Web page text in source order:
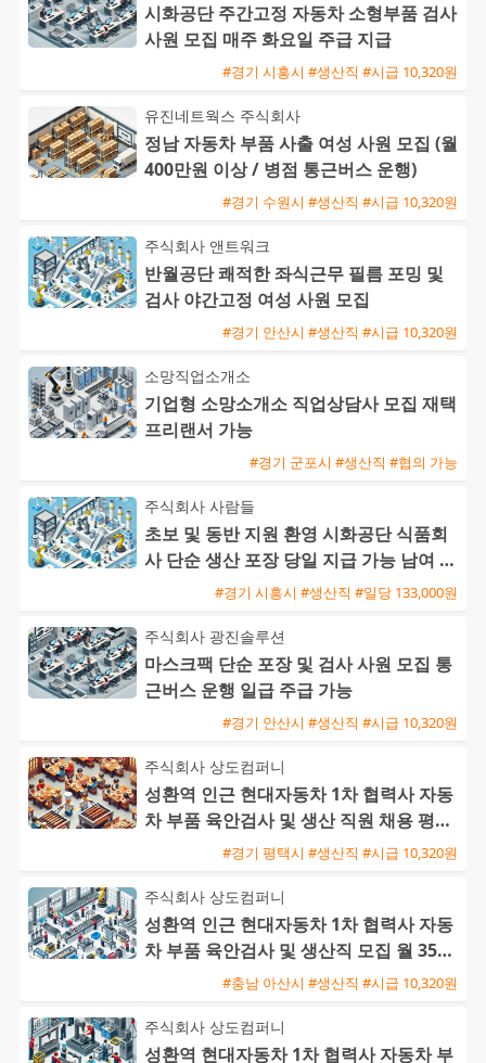
시화공단 주간고정 자동차 소형부품 검사
사원 모집 매주 화요일 주급 지급
#경기 시흥시 #생산직 #시급 10,320원
유진네트웍스 주식회사
정남 자동차 부품 사출 여성 사원 모집 (월
400만원 이상 / 병점 통근버스 운행)
#경기 수원시 #생산직 #시급 10,320원
주식회사 앤트워크
반월공단 쾌적한 좌식근무 필름 포밍 및
검사 야간고정 여성 사원 모집
#경기 안산시 #생산직 #시급 10,320원
소망직업소개소
기업형 소망소개소 직업상담사 모집 재택
프리랜서 가능
#경기 군포시 #생산직 #협의 가능
주식회사 사람들
초보 및 동반 지원 환영 시화공단 식품회
사 단순 생산 포장 당일 지급 가능 남여 사
#경기 시흥시 #생산직 #일당 133,000원
주식회사 광진솔루션
마스크팩 단순 포장 및 검사 사원 모집 통
근버스 운행 일급 주급 가능
#경기 안산시 #생산직 #시급 10,320원
주식회사 상도컴퍼니
성환역 인근 현대자동차 1차 협력사 자동
차 부품 육안검사 및 생산 직원 채용 평택
통근버스 운행#경기 평택시 #생산직 #시급 10,320원
주식회사 상도컴퍼니
성환역 인근 현대자동차 1차 협력사 자동
차 부품 육안검사 및 생산직 모집 월 350
만에서 400만원#충남 아산시 #생산직 #시급 10,320원
주식회사 상도컴퍼니
성환역 현대자동차 1차 협력사 자동차 부